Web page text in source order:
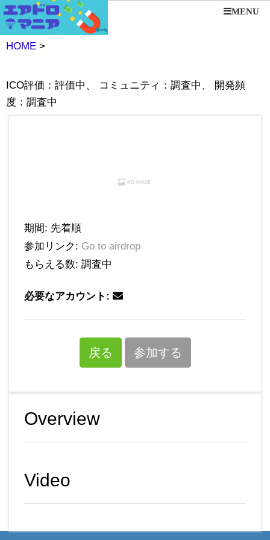
MENU
HOME >
ICO評価：評価中、 コミュニティ：調査中、 開発頻
度：調査中
期間: 先着順
参加リンク: Go to airdrop
もらえる数: 調査中
必要なアカウント:
戻る 参加する
Overview
Video